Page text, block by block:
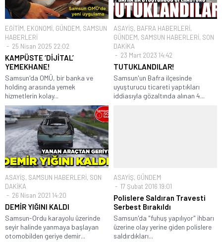
EĞİTİM, EKONOMİ, GÜNDEM, SAMSUN
HABERLERİ
25 Nisan 2025 22:02
KAMPÜSTE ‘DİJİTAL’
YEMEKHANE!
Samsun'da OMÜ, bir banka ve
holding arasında yemek
hizmetlerin kolay...
ASAYİŞ, BAFRA HABERLERİ,
GÜNDEM, SAMSUN HABERLERİ, SON
DAKİKA
23 Mart 2023 14:42
TUTUKLANDILAR!
Samsun'un Bafra ilçesinde
uyuşturucu ticareti yaptıkları
iddiasıyla gözaltında alınan 4...
ASAYİŞ, SAMSUN HABERLERİ, SON
DAKİKA
26 Nisan 2021 14:20
DEMİR YIĞINI KALDI
Samsun-Ordu karayolu üzerinde
seyir halinde yanmaya başlayan
otomobilden geriye demir...
ASAYİŞ, GÜNDEM
17 Şubat 2016 19:01
Polislere Saldıran Travesti
Serbest Bırakıldı
Samsun'da "fuhuş yapılıyor" ihbarı
üzerine olay yerine giden polislere
saldırdıkları...